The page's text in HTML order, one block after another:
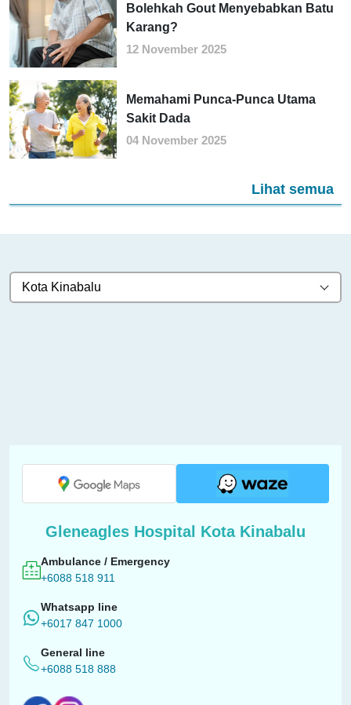
Bolehkah Gout Menyebabkan Batu
Karang?
12 November 2025
Memahami Punca-Punca Utama
Sakit Dada
04 November 2025
Lihat semua
Kota Kinabalu
Gleneagles Hospital Kota Kinabalu
Ambulance / Emergency
+6088 518 911
Whatsapp line
+6017 847 1000
General line
+6088 518 888